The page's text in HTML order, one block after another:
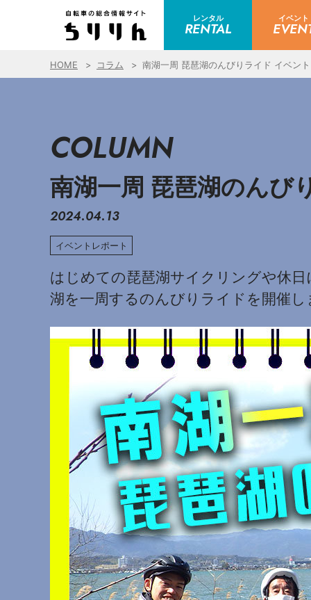
レンタル
RENTAL
イベント
HOME コラム 南湖一周 琵琶湖のんびりライド イベン
COLUMN
南湖一周 琵琶湖のんび
2024.04.13
イベントレポート
はじめての琵琶湖サイクリングや休
湖を一周するのんびりライドを開催し